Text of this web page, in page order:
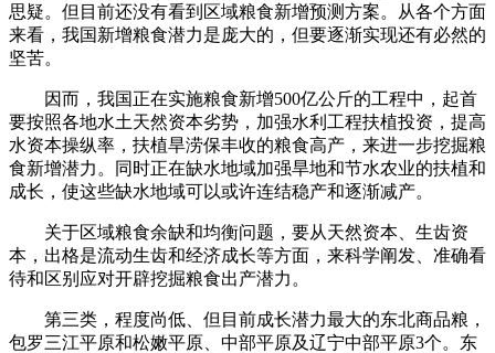
思疑。但目前还没有看到区域粮食新增预测方案。从各个方面
来看，我国新增粮食潜力是庞大的，但要逐渐实现还有必然的
坚苦。
因而，我国正在实施粮食新增500亿公斤的工程中，起首
要按照各地水土天然资本劣势，加强水利工程扶植投资，提高
水资本操纵率，扶植旱涝保丰收的粮食高产，来进一步挖掘粮
食新增潜力。同时正在缺水地域加强旱地和节水农业的扶植和
成长，使这些缺水地域可以或许连结稳产和逐渐减产。
关于区域粮食余缺和均衡问题，要从天然资本、生齿资
本，出格是流动生齿和经济成长等方面，来科学阐发、准确看
待和区别应对开辟挖掘粮食出产潜力。
第三类，程度尚低、但目前成长潜力最大的东北商品粮，
包罗三江平原和松嫩平原、中部平原及辽宁中部平原3个。东